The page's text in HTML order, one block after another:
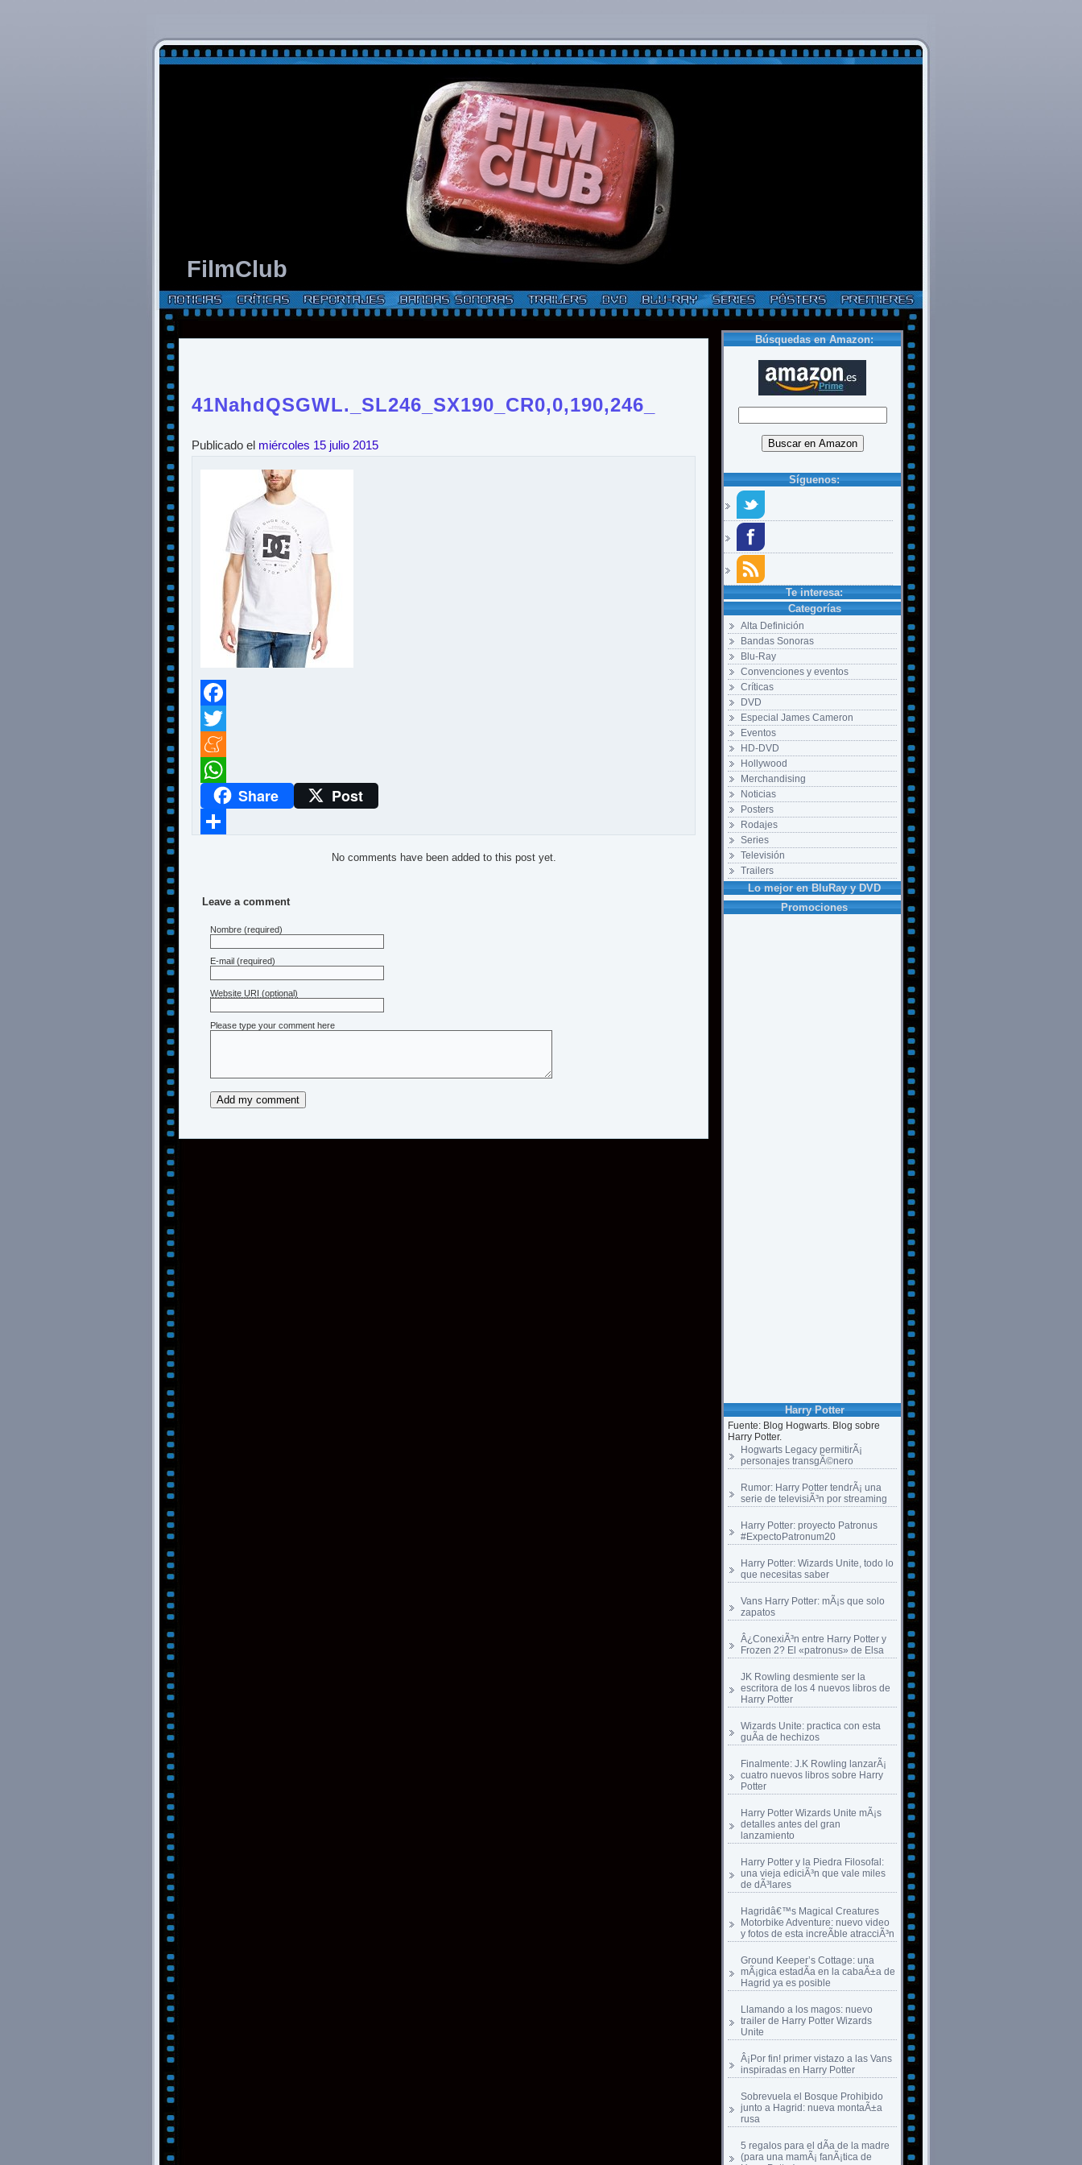
FilmClub
Búsquedas en Amazon:
Síguenos:
Te interesa:
Categorías
Alta Definición
Bandas Sonoras
Blu-Ray
Convenciones y eventos
Críticas
DVD
Especial James Cameron
Eventos
HD-DVD
Hollywood
Merchandising
Noticias
Posters
Rodajes
Series
Televisión
Trailers
Lo mejor en BluRay y DVD
Promociones
Harry Potter
Fuente: Blog Hogwarts. Blog sobre
Harry Potter.
Hogwarts Legacy permitirÃ¡
personajes transgÃ©nero
Rumor: Harry Potter tendrÃ¡ una
serie de televisiÃ³n por streaming
Harry Potter: proyecto Patronus
#ExpectoPatronum20
Harry Potter: Wizards Unite, todo lo
que necesitas saber
Vans Harry Potter: mÃ¡s que solo
zapatos
Â¿ConexiÃ³n entre Harry Potter y
Frozen 2? El «patronus» de Elsa
JK Rowling desmiente ser la
escritora de los 4 nuevos libros de
Harry Potter
Wizards Unite: practica con esta
guÃ­a de hechizos
Finalmente: J.K Rowling lanzarÃ¡
cuatro nuevos libros sobre Harry
Potter
Harry Potter Wizards Unite mÃ¡s
detalles antes del gran
lanzamiento
Harry Potter y la Piedra Filosofal:
una vieja ediciÃ³n que vale miles
de dÃ³lares
Hagridâ€™s Magical Creatures
Motorbike Adventure: nuevo video
y fotos de esta increÃ­ble atracciÃ³n
Ground Keeper’s Cottage: una
mÃ¡gica estadÃ­a en la cabaÃ±a de
Hagrid ya es posible
Llamando a los magos: nuevo
trailer de Harry Potter Wizards
Unite
Â¡Por fin! primer vistazo a las Vans
inspiradas en Harry Potter
Sobrevuela el Bosque Prohibido
junto a Hagrid: nueva montaÃ±a
rusa
5 regalos para el dÃ­a de la madre
(para una mamÃ¡ fanÃ¡tica de
41NahdQSGWL._SL246_SX190_CR0,0,190,246_
Publicado el miércoles 15 julio 2015
Facebook
Twitter
Meneame
WhatsAppShare Post
No comments have been added to this post yet.
Leave a comment
Nombre (required)
E-mail (required)
Website URI (optional)
Please type your comment here